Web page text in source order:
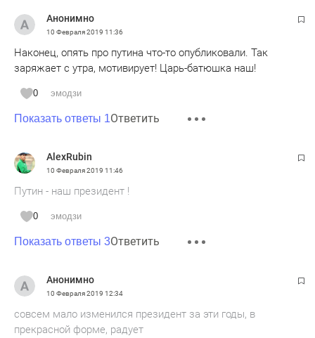
Анонимно
10 Февраля 2019 11:36
Наконец, опять про путина что-то опубликовали. Так
заряжает с утра, мотивирует! Царь-батюшка наш!
0 эмодзи
Показать ответы 1Ответить
AlexRubin
10 Февраля 2019 11:46
Путин - наш президент !
0 эмодзи
Показать ответы 3Ответить
Анонимно
10 Февраля 2019 12:34
совсем мало изменился президент за эти годы, в
прекрасной форме, радует